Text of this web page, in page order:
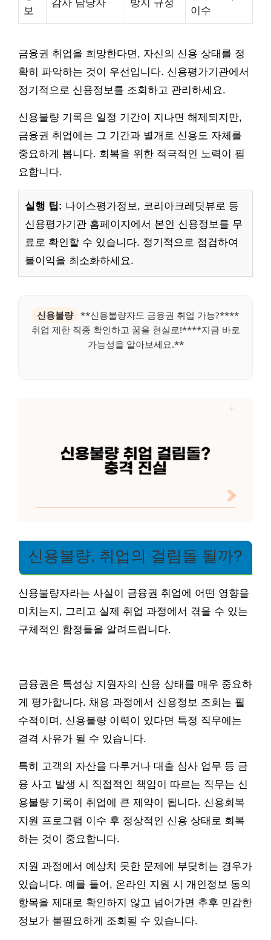
보
감사 담당자 방지 규정
이수
금융권 취업을 희망한다면, 자신의 신용 상태를 정
확히 파악하는 것이 우선입니다. 신용평가기관에서
정기적으로 신용정보를 조회하고 관리하세요.
신용불량 기록은 일정 기간이 지나면 해제되지만,
금융권 취업에는 그 기간과 별개로 신용도 자체를
중요하게 봅니다. 회복을 위한 적극적인 노력이 필
요합니다.
실행 팁: 나이스평가정보, 코리아크레딧뷰로 등
신용평가기관 홈페이지에서 본인 신용정보를 무
료로 확인할 수 있습니다. 정기적으로 점검하여
불이익을 최소화하세요.
신용불량 **신용불량자도 금융권 취업 가능?****
취업 제한 직종 확인하고 꿈을 현실로!****지금 바로
가능성을 알아보세요.**
신용불량, 취업의 걸림돌 될까?
신용불량자라는 사실이 금융권 취업에 어떤 영향을
미치는지, 그리고 실제 취업 과정에서 겪을 수 있는
구체적인 함정들을 알려드립니다.
금융권은 특성상 지원자의 신용 상태를 매우 중요하
게 평가합니다. 채용 과정에서 신용정보 조회는 필
수적이며, 신용불량 이력이 있다면 특정 직무에는
결격 사유가 될 수 있습니다.
특히 고객의 자산을 다루거나 대출 심사 업무 등 금
융 사고 발생 시 직접적인 책임이 따르는 직무는 신
용불량 기록이 취업에 큰 제약이 됩니다. 신용회복
지원 프로그램 이수 후 정상적인 신용 상태로 회복
하는 것이 중요합니다.
지원 과정에서 예상치 못한 문제에 부딪히는 경우가
있습니다. 예를 들어, 온라인 지원 시 개인정보 동의
항목을 제대로 확인하지 않고 넘어가면 추후 민감한
정보가 불필요하게 조회될 수 있습니다.